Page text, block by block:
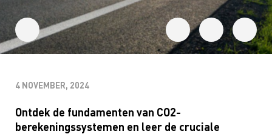
4 NOVEMBER, 2024
Ontdek de fundamenten van CO2-
berekeningssystemen en leer de cruciale